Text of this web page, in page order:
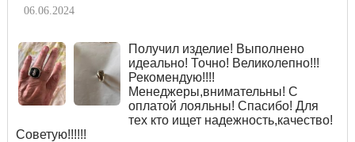
06.06.2024
Получил изделие! Выполнено
идеально! Точно! Великолепно!!!
Рекомендую!!!!
Менеджеры,внимательны! С
оплатой лояльны! Спасибо! Для
тех кто ищет надежность,качество!
Советую!!!!!!